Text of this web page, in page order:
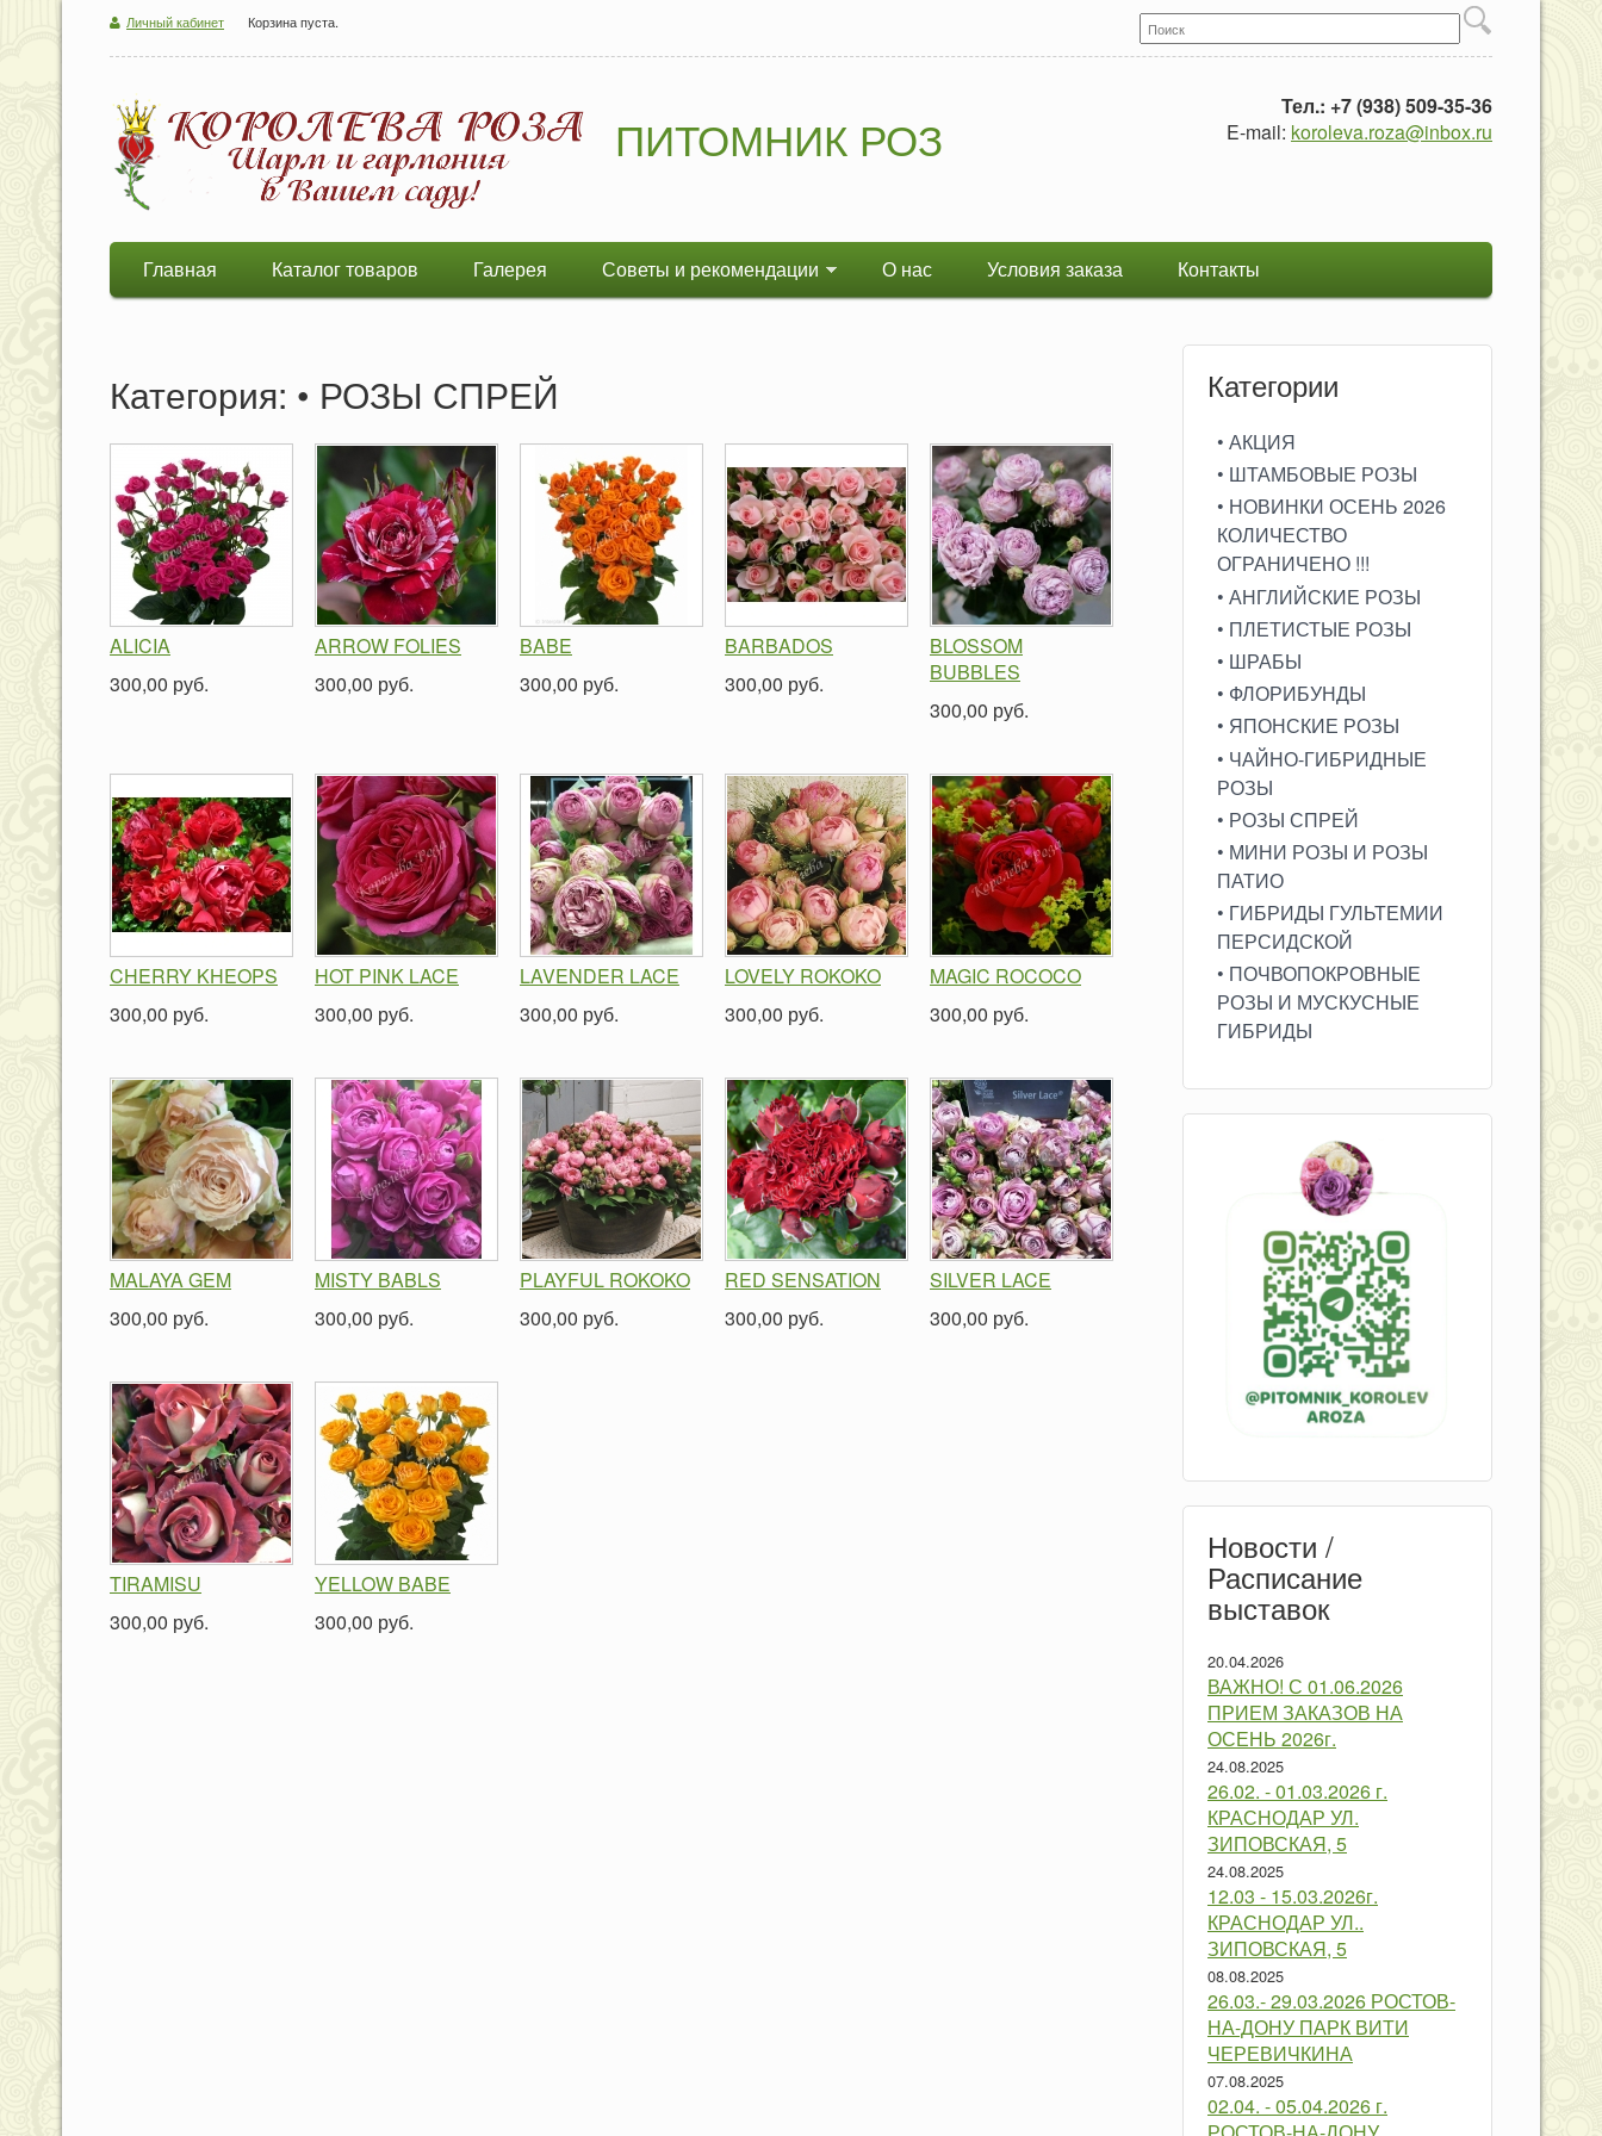
Личный кабинет Корзина пуста.
Форма поиска
Поиск
ПИТОМНИК РОЗ
Тел.: +7 (938) 509-35-36
E-mail: koroleva.roza@inbox.ru
Главная Каталог товаров Галерея Советы и рекомендации О нас Условия заказа Контакты
Категория: • РОЗЫ СПРЕЙ
ALICIA
300,00 руб.
ARROW FOLIES
300,00 руб.
BABE
300,00 руб.
BARBADOS
300,00 руб.
BLOSSOM
BUBBLES
300,00 руб.
CHERRY KHEOPS
300,00 руб.
HOT PINK LACE
300,00 руб.
LAVENDER LACE
300,00 руб.
LOVELY ROKOKO
300,00 руб.
MAGIC ROCOCO
300,00 руб.
MALAYA GEM
300,00 руб.
MISTY BABLS
300,00 руб.
PLAYFUL ROKOKO
300,00 руб.
RED SENSATION
300,00 руб.
SILVER LACE
300,00 руб.
TIRAMISU
300,00 руб.
YELLOW BABE
300,00 руб.
Категории
• АКЦИЯ
• ШТАМБОВЫЕ РОЗЫ
• НОВИНКИ ОСЕНЬ 2026
КОЛИЧЕСТВО
ОГРАНИЧЕНО !!!
• АНГЛИЙСКИЕ РОЗЫ
• ПЛЕТИСТЫЕ РОЗЫ
• ШРАБЫ
• ФЛОРИБУНДЫ
• ЯПОНСКИЕ РОЗЫ
• ЧАЙНО-ГИБРИДНЫЕ
РОЗЫ
• РОЗЫ СПРЕЙ
• МИНИ РОЗЫ И РОЗЫ
ПАТИО
• ГИБРИДЫ ГУЛЬТЕМИИ
ПЕРСИДСКОЙ
• ПОЧВОПОКРОВНЫЕ
РОЗЫ И МУСКУСНЫЕ
ГИБРИДЫ
Новости /
Расписание
выставок
20.04.2026
ВАЖНО! С 01.06.2026
ПРИЕМ ЗАКАЗОВ НА
ОСЕНЬ 2026г.
24.08.2025
26.02. - 01.03.2026 г.
КРАСНОДАР УЛ.
ЗИПОВСКАЯ, 5
24.08.2025
12.03 - 15.03.2026г.
КРАСНОДАР УЛ..
ЗИПОВСКАЯ, 5
08.08.2025
26.03.- 29.03.2026 РОСТОВ-
НА-ДОНУ ПАРК ВИТИ
ЧЕРЕВИЧКИНА
07.08.2025
02.04. - 05.04.2026 г.